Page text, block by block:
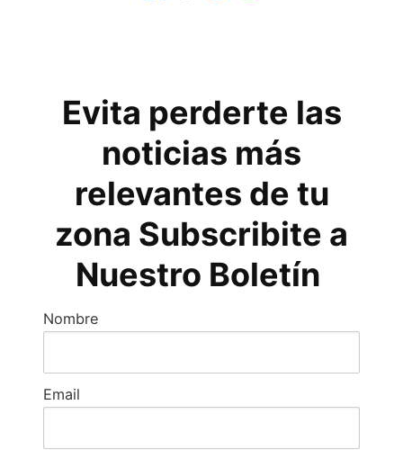
Evita perderte las
noticias más
relevantes de tu
zona Subscribite a
Nuestro Boletín
Nombre
Email